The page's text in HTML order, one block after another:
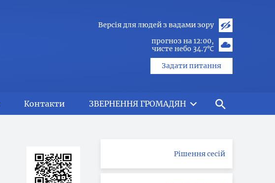
Версія для людей з вадами зору
прогноз на 12:00
чисте небо 34.7℃
Задати питання
Контакти ЗВЕРНЕННЯ ГРОМАДЯН
Рішення сесій